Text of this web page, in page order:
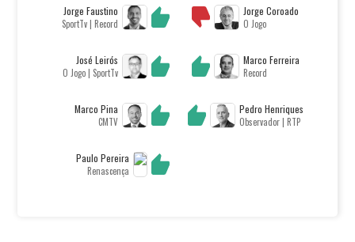
Jorge Faustino
SportTv | Record
Jorge Coroado
O Jogo
José Leirós
O Jogo | SportTv
Marco Ferreira
Record
Marco Pina
CMTV
Pedro Henriques
Observador | RTP
Paulo Pereira
Renascença